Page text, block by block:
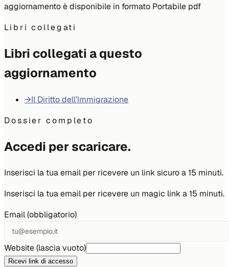
aggiornamento è disponibile in formato Portabile pdf
Libri collegati
Libri collegati a questo
aggiornamento
→Il Diritto dell’Immigrazione
Dossier completo
Accedi per scaricare.
Inserisci la tua email per ricevere un link sicuro a 15 minuti.
Inserisci la tua email per ricevere un magic link a 15 minuti.
Email (obbligatorio)
Website (lascia vuoto)
Ricevi link di accesso